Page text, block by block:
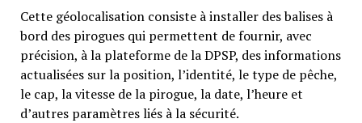
Cette géolocalisation consiste à installer des balises à
bord des pirogues qui permettent de fournir, avec
précision, à la plateforme de la DPSP, des informations
actualisées sur la position, l’identité, le type de pêche,
le cap, la vitesse de la pirogue, la date, l’heure et
d’autres paramètres liés à la sécurité.